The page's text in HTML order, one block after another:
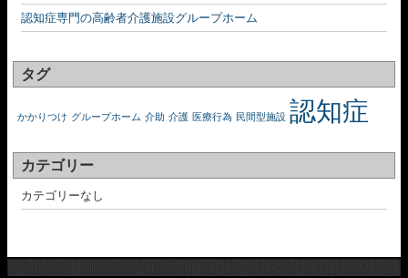
認知症専門の高齢者介護施設グループホーム
タグ
かかりつけ グループホーム 介助 介護 医療行為 民間型施設 認知症
カテゴリー
カテゴリーなし